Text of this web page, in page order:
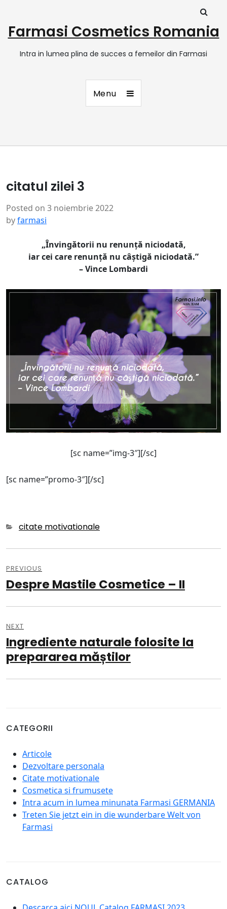
Farmasi Cosmetics Romania
Intra in lumea plina de succes a femeilor din Farmasi
Menu
citatul zilei 3
Posted on 3 noiembrie 2022
byfarmasi
„Învingătorii nu renunță niciodată,
iar cei care renunță nu câștigă niciodată.”
– Vince Lombardi
[sc name=”img-3″][/sc]
[sc name=”promo-3″][/sc]
Categories
citate motivationale
în
articole
PREVIOUS
Previous
Despre Mastile Cosmetice – II
NEXT
Next
post:
Ingrediente naturale folosite la
prepararea măștilor
CATEGORII
Articole
Dezvoltare personala
Citate motivationale
Cosmetica si frumusete
Intra acum in lumea minunata Farmasi GERMANIA
Treten Sie jetzt ein in die wunderbare Welt von
Farmasi
CATALOG